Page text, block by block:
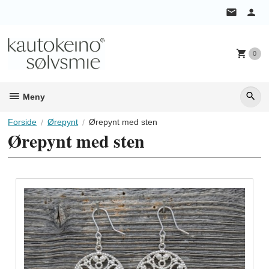
0
Meny
Forside Ørepynt Ørepynt med sten
Ørepynt med sten